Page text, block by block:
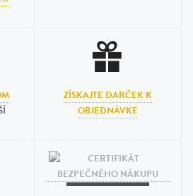
ZÍSKAJTE DARČEK K
OBJEDNÁVKE